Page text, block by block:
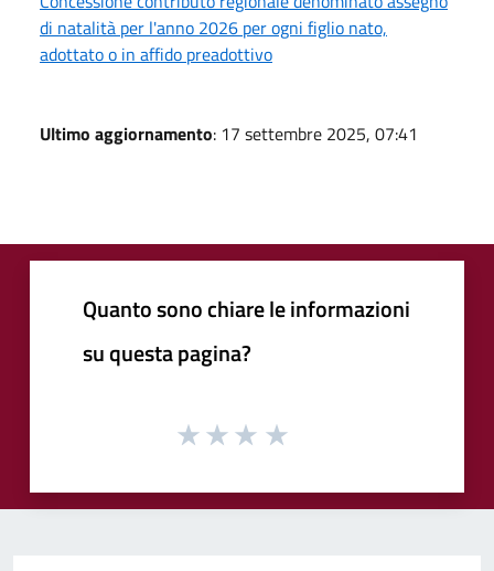
di natalità per l'anno 2026 per ogni figlio nato,
adottato o in affido preadottivo
Ultimo aggiornamento: 17 settembre 2025, 07:41
Quanto sono chiare le informazioni
su questa pagina?